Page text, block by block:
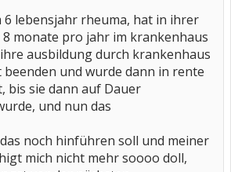
6 lebensjahr rheuma, hat in ihrer
monate pro jahr im krankenhaus
ausbildung durch krankenhaus
und wurde dann in rente
bis sie dann auf Dauer
und nun das
noch hinführen soll und meiner
mich nicht mehr soooo doll,